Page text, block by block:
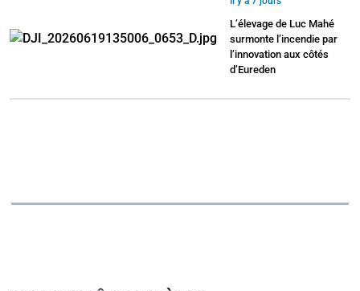
L’élevage de Luc Mahé
surmonte l’incendie par
l’innovation aux côtés
d’Eureden